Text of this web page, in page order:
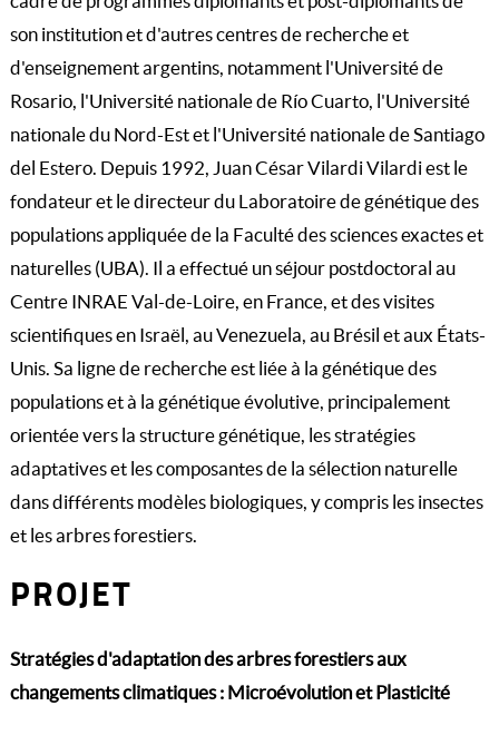
son institution et d'autres centres de recherche et
d'enseignement argentins, notamment l'Université de
Rosario, l'Université nationale de Río Cuarto, l'Université
nationale du Nord-Est et l'Université nationale de Santiago
del Estero. Depuis 1992, Juan César Vilardi Vilardi est le
fondateur et le directeur du Laboratoire de génétique des
populations appliquée de la Faculté des sciences exactes et
naturelles (UBA). Il a effectué un séjour postdoctoral au
Centre INRAE Val-de-Loire, en France, et des visites
scientifiques en Israël, au Venezuela, au Brésil et aux États-
Unis. Sa ligne de recherche est liée à la génétique des
populations et à la génétique évolutive, principalement
orientée vers la structure génétique, les stratégies
adaptatives et les composantes de la sélection naturelle
dans différents modèles biologiques, y compris les insectes
et les arbres forestiers.
PROJET
Stratégies d'adaptation des arbres forestiers aux
changements climatiques : Microévolution et Plasticité